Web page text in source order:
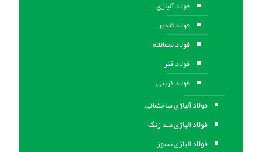
فولاد آلیاژی
فولاد تندبر
فولاد سمانته
فولاد فنر
فولاد کربنی
فولاد آلیاژی ساختمانی
فولاد آلیاژی ضد زنگ
فولاد آلیاژی نسوز